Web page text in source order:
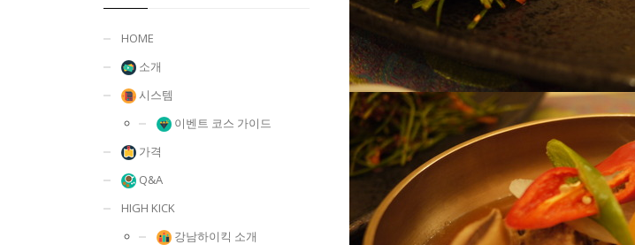
HOME
소개
시스템
이벤트 코스 가이드
가격
Q&A
HIGH KICK
강남하이킥 소개